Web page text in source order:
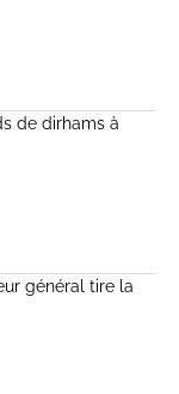
de dirhams à
général tire la